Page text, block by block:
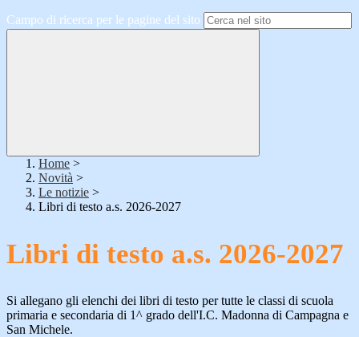
Campo di ricerca per le pagine del sito
Home >
Novità >
Le notizie >
Libri di testo a.s. 2026-2027
Libri di testo a.s. 2026-2027
Si allegano gli elenchi dei libri di testo per tutte le classi di scuola
primaria e secondaria di 1^ grado dell'I.C. Madonna di Campagna e
San Michele.